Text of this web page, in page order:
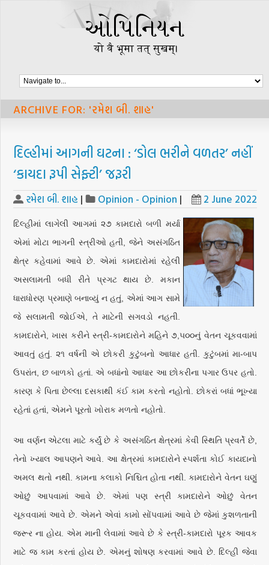
ARCHIVE FOR: 'રમેશ બી. શાહ'
દિલ્હીમાં આગની ઘટના : ‘ડોલ ભરીને વળતર’ નહીં
‘કાયદા રૂપી સેફ્ટી’ જરૂરી
રમેશ બી. શાહ | Opinion - Opinion | 2 June 2022
દિલ્હીમાં લાગેલી આગમાં ૨૭ કામદારો બળી મર્યા
એમાં મોટા ભાગની સ્ત્રીઓ હતી, જેને અસંગઠિત
ક્ષેત્ર કહેવામાં આવે છે. એમાં કામદારોમાં રહેલી
અસલામતી બધી રીતે પ્રગટ થાય છે. મકાન
ધારાધોરણ પ્રમાણે બનાવ્યું ન હતું, એમાં આગ સામે
જે સલામતી જોઈએ, તે માટેની સગવડો નહતી.
કામદારોને, ખાસ કરીને સ્ત્રી-કામદારોને મહિને ૭,૫૦૦નું વેતન ચૂકવવામાં
આવતું હતું. ૨૧ વર્ષની એ છોકરી કુટુંબનો આધાર હતી. કુટુંબમાં મા-બાપ
ઉપરાંત, છ બાળકો હતાં. એ બધાંનો આધાર આ છોકરીના પગાર ઉપર હતો.
કારણ કે પિતા છેલ્લા દસકાથી કંઈ કામ કરતો નહોતો. છોકરાં બધાં ભૂખ્યા
રહેતાં હતાં, એમને પૂરતો ખોરાક મળતો નહોતો.
આ વર્ણન એટલા માટે કર્યું છે કે અસંગઠિત ક્ષેત્રમાં કેવી સ્થિતિ પ્રવર્તે છે,
તેનો ખ્યાલ આપણને આવે. આ ક્ષેત્રમાં કામદારોને સ્પર્શતા કોઈ કાયદાનો
અમલ થતો નથી. કામના કલાકો નિશ્ચિત હોતા નથી. કામદારોને વેતન ઘણું
ઓછું આપવામાં આવે છે. એમાં પણ સ્ત્રી કામદારોને ઓછું વેતન
ચૂકવવામાં આવે છે. એમને એવાં કામો સોંપવામાં આવે છે જેમાં કુશળતાની
જરૂર ના હોય. એમ માની લેવામાં આવે છે કે સ્ત્રી-કામદારો પૂરક આવક
માટે જ કામ કરતાં હોય છે. એમનું શોષણ કરવામાં આવે છે. દિલ્હી જેવા